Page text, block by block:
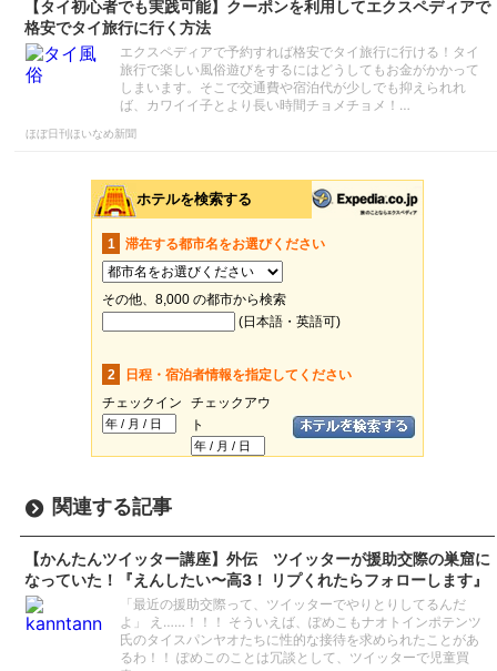
【タイ初心者でも実践可能】クーポンを利用してエクスペディアで
格安でタイ旅行に行く方法
エクスペディアで予約すれば格安でタイ旅行に行ける！タイ
旅行で楽しい風俗遊びをするにはどうしてもお金がかかって
しまいます。そこで交通費や宿泊代が少しでも抑えられれ
ば、カワイイ子とより長い時間チョメチョメ！…
ほぼ日刊ほいなめ新聞
関連する記事
【かんたんツイッター講座】外伝 ツイッターが援助交際の巣窟に
なっていた！『えんしたい〜高3！ リプくれたらフォローします』
「最近の援助交際って、ツイッターでやりとりしてるんだ
よ」 え……！！！ そういえば、ぽめこもナオトインポテンツ
氏のタイスパンヤオたちに性的な接待を求められたことがあ
るわ！！ ぽめこのことは冗談として、ツイッターで児童買